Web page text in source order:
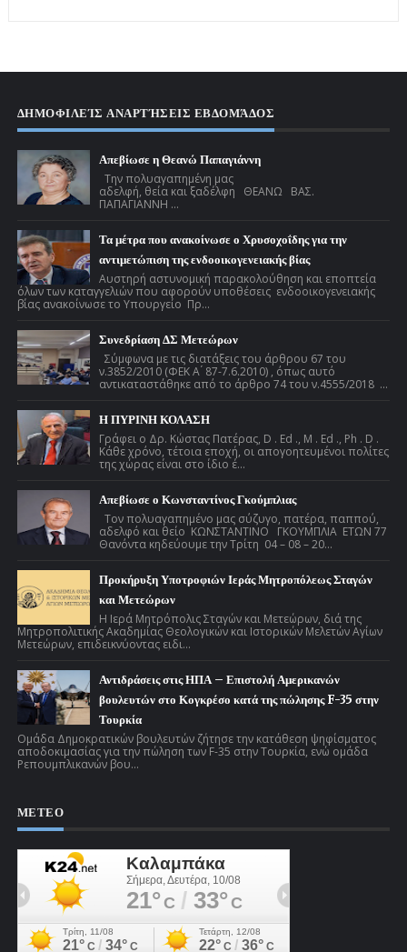
ΔΗΜΟΦΙΛΕΊΣ ΑΝΑΡΤΉΣΕΙΣ ΕΒΔΟΜΆΔΟΣ
Απεβίωσε η Θεανώ Παπαγιάννη
Την πολυαγαπημένη μας
αδελφή, θεία και ξαδέλφη ΘΕΑΝΩ ΒΑΣ.
ΠΑΠΑΓΙΑΝΝΗ ...
Τα μέτρα που ανακοίνωσε ο Χρυσοχοΐδης για την
αντιμετώπιση της ενδοοικογενειακής βίας
Αυστηρή αστυνομική παρακολούθηση και εποπτεία
όλων των καταγγελιών που αφορούν υποθέσεις ενδοοικογενειακής
βίας ανακοίνωσε το Υπουργείο Πρ...
Συνεδρίαση ΔΣ Μετεώρων
Σύμφωνα με τις διατάξεις του άρθρου 67 του
ν.3852/2010 (ΦΕΚ Α ́ 87-7.6.2010) , όπως αυτό
αντικαταστάθηκε από το άρθρο 74 του ν.4555/2018 ...
Η ΠΥΡΙΝΗ ΚΟΛΑΣΗ
Γράφει ο Δρ. Κώστας Πατέρας, D . Ed ., M . Ed ., Ph . D .
Κάθε χρόνο, τέτοια εποχή, οι απογοητευμένοι πολίτες
της χώρας είναι στο ίδιο έ...
Απεβίωσε ο Κωνσταντίνος Γκούμπλιας
Τον πολυαγαπημένο μας σύζυγο, πατέρα, παππού,
αδελφό και θείο ΚΩΝΣΤΑΝΤΙΝΟ ΓΚΟΥΜΠΛΙΑ ΕΤΩΝ 77
Θανόντα κηδεύουμε την Τρίτη 04 – 08 – 20...
Προκήρυξη Υποτροφιών Ιεράς Μητροπόλεως Σταγών
και Μετεώρων
Η Ιερά Μητρόπολις Σταγών και Μετεώρων, διά της
Μητροπολιτικής Ακαδημίας Θεολογικών και Ιστορικών Μελετών Αγίων
Μετεώρων, επιδεικνύοντας ειδι...
Αντιδράσεις στις ΗΠΑ – Επιστολή Αμερικανών
βουλευτών στο Κογκρέσο κατά της πώλησης F-35 στην
Τουρκία
Ομάδα Δημοκρατικών βουλευτών ζήτησε την κατάθεση ψηφίσματος
αποδοκιμασίας για την πώληση των F-35 στην Τουρκία, ενώ ομάδα
Ρεπουμπλικανών βου...
ΜΕΤΕΟ